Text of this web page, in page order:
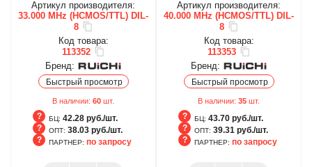
Артикул производителя:
33.000 MHz (HCMOS/TTL) DIL-
8
Код товара:
113352
Бренд:
Быстрый просмотр
В наличии: 60 шт.
БЦ: 42.28 руб./шт.
ОПТ: 38.03 руб./шт.
ПАРТНЕР: по запросу
Артикул производителя:
40.000 MHz (HCMOS/TTL) DIL-
8
Код товара:
113353
Бренд:
Быстрый просмотр
В наличии: 35 шт.
БЦ: 43.70 руб./шт.
ОПТ: 39.31 руб./шт.
ПАРТНЕР: по запросу